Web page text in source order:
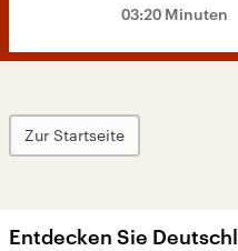
03:20 Minuten
Zur Startseite
Entdecken Sie